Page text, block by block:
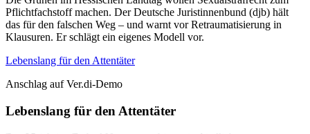
Pflichtfachstoff machen. Der Deutsche Juristinnenbund (djb) hält
das für den falschen Weg – und warnt vor Retraumatisierung in
Klausuren. Er schlägt ein eigenes Modell vor.
Lebenslang für den Attentäter
Anschlag auf Ver.di-Demo
Lebenslang für den Attentäter